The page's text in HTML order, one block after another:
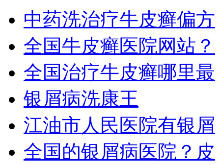
中药洗治疗牛皮癣偏方
全国牛皮癣医院网站？
全国治疗牛皮癣哪里最
银屑病洗康王
江油市人民医院有银屑
全国的银屑病医院？皮